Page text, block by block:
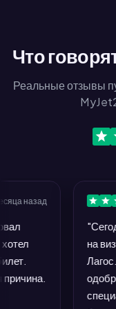
Что
Реальные отзывы
назад
на визу
Лагос. Я